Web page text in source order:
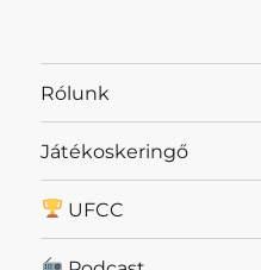
Rólunk
Játékoskeringő
UFCC